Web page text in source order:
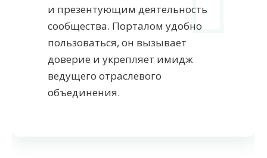
и презентующим деятельность
сообщества. Порталом удобно
пользоваться, он вызывает
доверие и укрепляет имидж
ведущего отраслевого
объединения.